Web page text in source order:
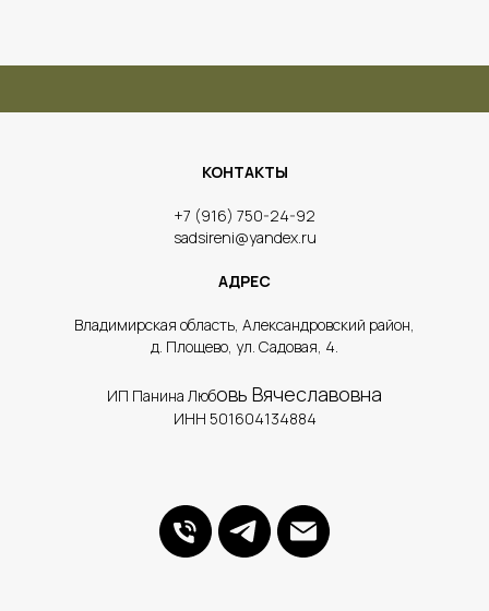
КОНТАКТЫ
​+7 (916) 750-24-92
sadsireni@yandex.ru
АДРЕС
​Владимирская область, Александровский район,
д. Площево, ул. Садовая, 4.
ИП Панина Любовь Вячеславовна
ИНН 501604134884